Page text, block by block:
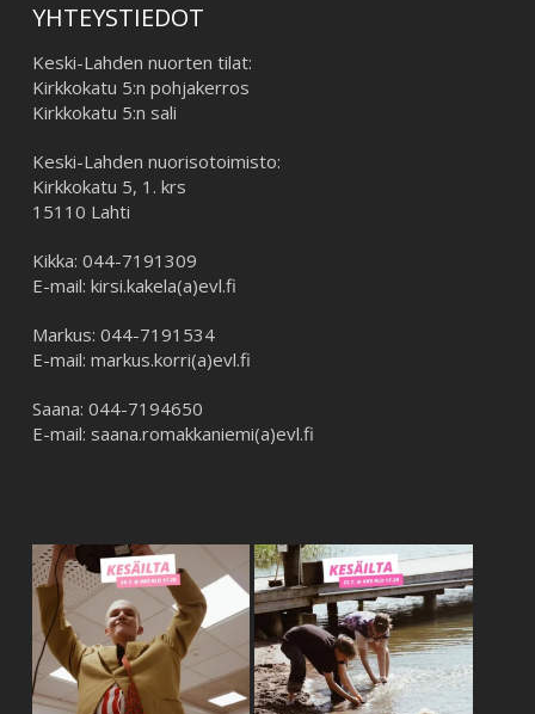
YHTEYSTIEDOT
Keski-Lahden nuorten tilat:
Kirkkokatu 5:n pohjakerros
Kirkkokatu 5:n sali
Keski-Lahden nuorisotoimisto:
Kirkkokatu 5, 1. krs
15110 Lahti
Kikka: 044-7191309
E-mail: kirsi.kakela(a)evl.fi
Markus: 044-7191534
E-mail: markus.korri(a)evl.fi
Saana: 044-7194650
E-mail: saana.romakkaniemi(a)evl.fi